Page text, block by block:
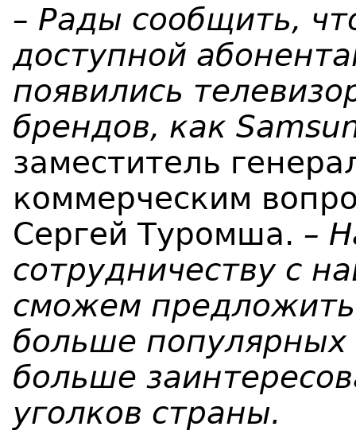
– Рады сообщить,
доступной
появились
брендов, как
заместитель
коммерческим
Сергей Туромша. – Н
сотрудничеству с
сможем
больше популярных
больше
уголков страны.